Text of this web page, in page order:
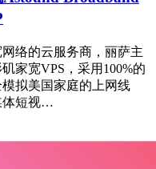
络的云服务商，丽萨主
家宽VPS，采用100%的
拟美国家庭的上网线
体短视…